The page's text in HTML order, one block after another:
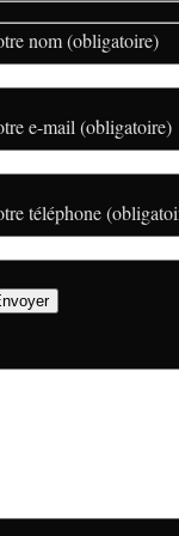
nom (obligatoire)
e-mail (obligatoire)
téléphone